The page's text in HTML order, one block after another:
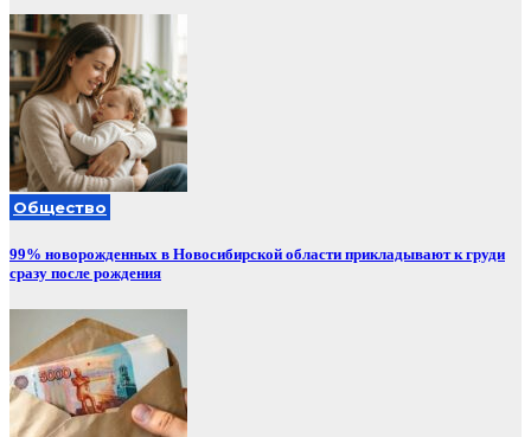
Общество
99% новорожденных в Новосибирской области прикладывают к груди
сразу после рождения